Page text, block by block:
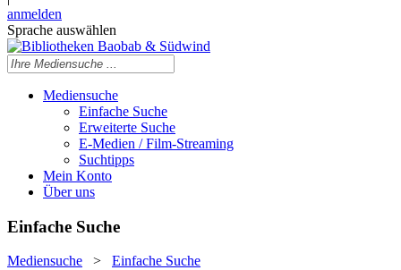
anmelden
Sprache auswählen
Mediensuche
Einfache Suche
Erweiterte Suche
E-Medien / Film-Streaming
Suchtipps
Mein Konto
Über uns
Einfache Suche
Mediensuche > Einfache Suche